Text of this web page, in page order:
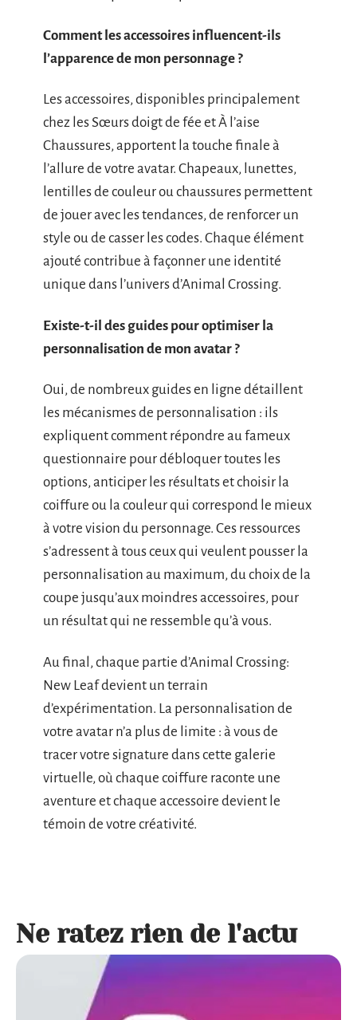
Comment les accessoires influencent-ils
l’apparence de mon personnage ?
Les accessoires, disponibles principalement
chez les Sœurs doigt de fée et À l’aise
Chaussures, apportent la touche finale à
l’allure de votre avatar. Chapeaux, lunettes,
lentilles de couleur ou chaussures permettent
de jouer avec les tendances, de renforcer un
style ou de casser les codes. Chaque élément
ajouté contribue à façonner une identité
unique dans l’univers d’Animal Crossing.
Existe-t-il des guides pour optimiser la
personnalisation de mon avatar ?
Oui, de nombreux guides en ligne détaillent
les mécanismes de personnalisation : ils
expliquent comment répondre au fameux
questionnaire pour débloquer toutes les
options, anticiper les résultats et choisir la
coiffure ou la couleur qui correspond le mieux
à votre vision du personnage. Ces ressources
s’adressent à tous ceux qui veulent pousser la
personnalisation au maximum, du choix de la
coupe jusqu’aux moindres accessoires, pour
un résultat qui ne ressemble qu’à vous.
Au final, chaque partie d’Animal Crossing:
New Leaf devient un terrain
d’expérimentation. La personnalisation de
votre avatar n’a plus de limite : à vous de
tracer votre signature dans cette galerie
virtuelle, où chaque coiffure raconte une
aventure et chaque accessoire devient le
témoin de votre créativité.
Ne ratez rien de l'actu